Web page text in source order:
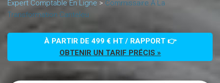
Expert Comptable En Ligne > Commissaire À La
Transformation Canteleu
À PARTIR DE 499 € HT / RAPPORT 👉
OBTENIR UN TARIF PRÉCIS »